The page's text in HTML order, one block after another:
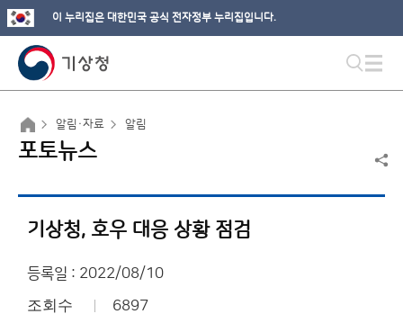
이 누리집은 대한민국 공식 전자정부 누리집입니다.
알림·자료 알림
포토뉴스
기상청, 호우 대응 상황 점검
등록일 : 2022/08/10
조회수 6897